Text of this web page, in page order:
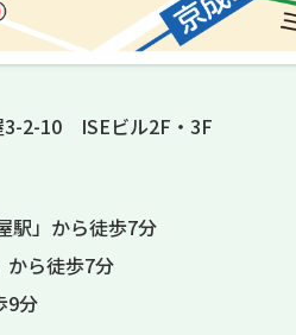
2-10 ISEビル2F・3F
駅」から徒歩7分
から徒歩7分
9分